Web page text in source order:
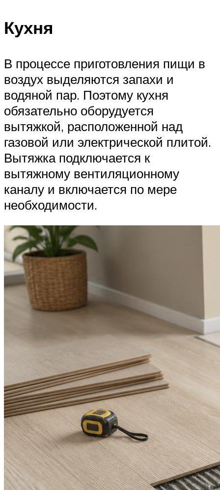
Кухня
В процессе приготовления пищи в
воздух выделяются запахи и
водяной пар. Поэтому кухня
обязательно оборудуется
вытяжкой, расположенной над
газовой или электрической плитой.
Вытяжка подключается к
вытяжному вентиляционному
каналу и включается по мере
необходимости.